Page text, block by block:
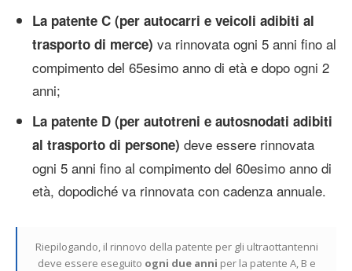
La patente C (per autocarri e veicoli adibiti al
trasporto di merce) va rinnovata ogni 5 anni fino al
compimento del 65esimo anno di età e dopo ogni 2
anni;
La patente D (per autotreni e autosnodati adibiti
al trasporto di persone) deve essere rinnovata
ogni 5 anni fino al compimento del 60esimo anno di
età, dopodiché va rinnovata con cadenza annuale.
Riepilogando, il rinnovo della patente per gli ultraottantenni
deve essere eseguito ogni due anni per la patente A, B e